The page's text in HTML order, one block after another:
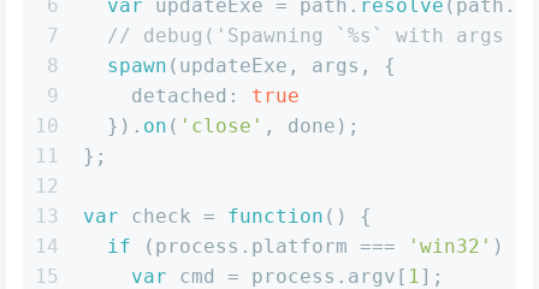
6
7
8
9
10
11
12
13
14
15
var updateExe = path. resolve (path.
// debug('Spawning `%s` with args
spawn (updateExe, args, {
detached : true
  }).
on ( 'close' , done);
};
var check = function ( ) {
if (process. platform === 'win32' ) {
var cmd = process. argv [ 1 ];